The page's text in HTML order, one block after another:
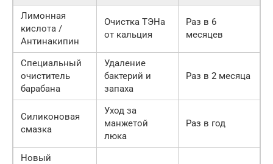
Лимонная
кислота /
Антинакипин
Очистка ТЭНа
от кальция
Раз в 6
месяцев
Специальный
очиститель
барабана
Удаление
бактерий и
запаха
Раз в 2 месяца
Силиконовая
смазка
Уход за
манжетой
люка
Раз в год
Новый